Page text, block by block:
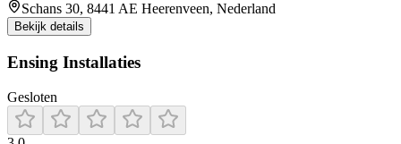
Schans 30, 8441 AE Heerenveen, Nederland
Bekijk details
Ensing Installaties
Gesloten